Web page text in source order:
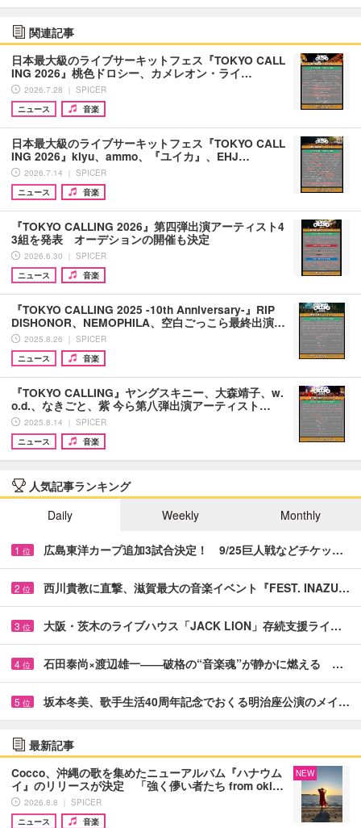
関連記事
日本最大級のライブサーキットフェス『TOKYO CALL
ING 2026』桃色ドロシー、カメレオン・ライ…
2026.7.28 ｜ SPICER
ニュース
音楽
日本最大級のライブサーキットフェス『TOKYO CALL
ING 2026』kiyu、ammo、『ユイカ』、EHJ…
2026.7.14 ｜ SPICER
ニュース
音楽
『TOKYO CALLING 2026』第四弾出演アーティスト4
3組を発表 オーデションの開催も決定
2026.6.30 ｜ SPICER
ニュース
音楽
『TOKYO CALLING 2025 -10th Anniversary-』RIP
DISHONOR、NEMOPHILA、空白ごっこら最終出演…
2025.8.26 ｜ SPICER
ニュース
音楽
『TOKYO CALLING』ヤングスキニー、大森靖子、w.
o.d.、なきごと、紫 今ら第八弾出演アーティスト…
2025.8.14 ｜ SPICER
ニュース
音楽
人気記事ランキング
Daily
Weekly Monthly
1 位 広島東洋カープ追加3試合決定！ 9/25巨人戦などチケッ…
2 位 西川貴教に直撃、滋賀最大の音楽イベント『FEST. INAZU…
3 位 大阪・茨木のライブハウス「JACK LION」存続支援ライ…
4 位 石田泰尚×渡辺雄一――破格の“音楽魂”が静かに燃える …
5 位 坂本冬美、歌手生活40周年記念でおくる明治座公演のメイ…
最新記事
Cocco、沖縄の歌を集めたニューアルバム『ハナウム
イ』のリリースが決定 「強く儚い者たち from oki…
2026.8.8 ｜ SPICER
ニュース
音楽
NEW